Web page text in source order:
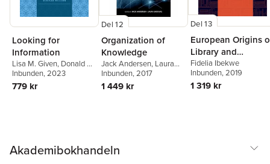
Looking for
Information
Lisa M. Given, Donald O.
Case,Rebekah Willson
Inbunden, 2023
779 kr
Del 12
Organization of
Knowledge
Jack Andersen, Laura
Skouvig
Inbunden, 2017
1 449 kr
Del 13
European Origins
Library and
Information
Fidelia Ibekwe
Inbunden, 2019
1 319 kr
Akademibokhandeln